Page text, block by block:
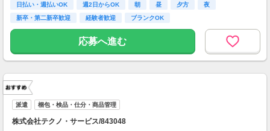
日払い・週払いOK 週2日からOK 朝 昼 夕方
夜
新卒・第二新卒歓迎
経験者歓迎 ブランクOK
応募へ進む
派遣 梱包・検品・仕分・商品管理
株式会社テクノ・サービス/843048